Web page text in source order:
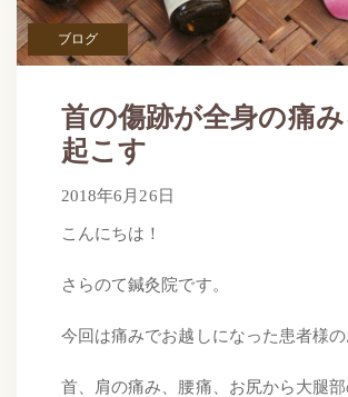
ブログ
首の傷跡が全身の痛
起こす
2018年6月26日
こんにちは！
さらのて鍼灸院です。
今回は痛みでお越しになった患者様の
首、肩の痛み、腰痛、お尻から大腿